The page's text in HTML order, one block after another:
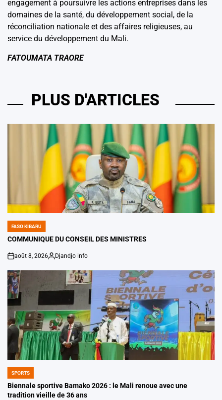
engagement à poursuivre les actions entreprises dans les
domaines de la santé, du développement social, de la
réconciliation nationale et des affaires religieuses, au
service du développement du Mali.
FATOUMATA TRAORE
PLUS D'ARTICLES
POSTED
IN
FASO KIBARU
COMMUNIQUE DU CONSEIL DES MINISTRES
on
août 8, 2026
Posted
by
Djandjo info
POSTED
IN
SPORTS
Biennale sportive Bamako 2026 : le Mali renoue avec une
tradition vieille de 36 ans